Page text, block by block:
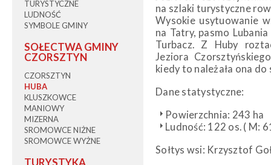
TURYSTYCZNE
LUDNOŚĆ
SYMBOLE GMINY
SOŁECTWA GMINY
CZORSZTYN
CZORSZTYN
HUBA
KLUSZKOWCE
MANIOWY
MIZERNA
SROMOWCE NIŻNE
SROMOWCE WYŻNE
TURYSTYKA
na szlaki turystyczne
Wysokie usytuowanie
na Tatry, pasmo
Turbacz. Z Huby
Jeziora
kiedy to należała ona
Dane statystyczne:
Powierzchnia: 243 ha
Ludność: 122 os. ( M:
Sołtys wsi: Krzysztof